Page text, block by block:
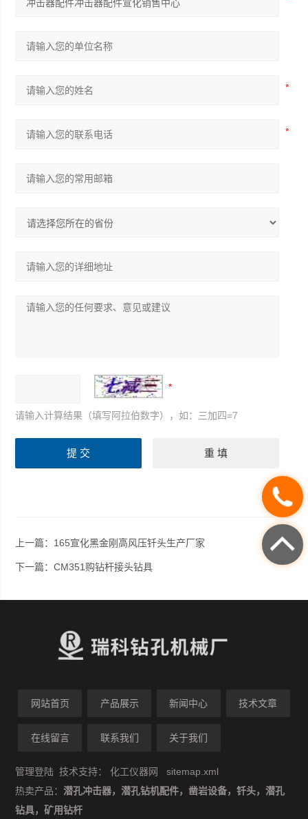
请输入计算结果（填写阿拉伯数字），如：三加四=7
上一篇： 165宣化黑金刚高风压钎头生产厂家
下一篇：CM351购钻杆接头钻具
网站首页 产品展示 新闻中心 技术文章
在线留言 联系我们 关于我们
管理登陆 技术支持：化工仪器网
sitemap.xml
热卖产品：潜孔冲击器，潜孔钻机配件，凿岩设备，钎头，潜孔
钻具，矿用钻杆